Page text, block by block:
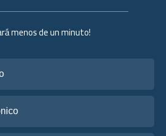
menos de un minuto!